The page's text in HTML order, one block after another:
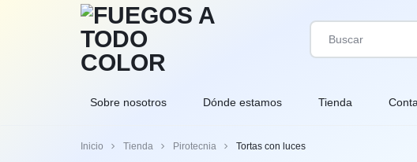
FUEGOS
FUEGOS
Sobre nosotros Dónde estamos Tienda
Inicio Tienda Pirotecnia Tortas con luces